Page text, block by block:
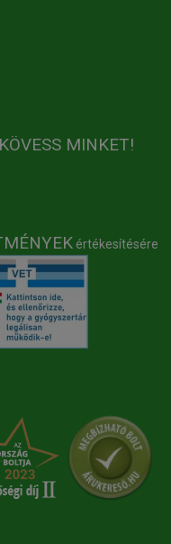
MINKET!
értékesítésére